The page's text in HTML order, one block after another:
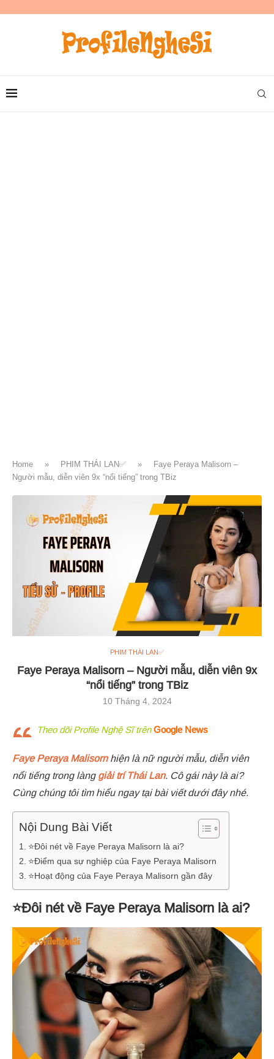
Home » PHIM THÁI LAN✅ »
Faye Peraya Malisorn –
Người mẫu, diễn viên 9x “nổi tiếng” trong TBiz
PHIM THÁI LAN✅
Faye Peraya Malisorn – Người mẫu, diễn viên 9x
“nổi tiếng” trong TBiz
10 Tháng 4, 2024
Theo dõi Profile Nghệ Sĩ trênGoogle News
Faye Peraya Malisornhiện là nữ người mẫu, diễn viên
nổi tiếng trong làng giải trí Thái Lan. Cô gái này là ai?
Cùng chúng tôi tìm hiểu ngay tại bài viết dưới đây nhé.
Nội Dung Bài Viết
⭐Đôi nét về Faye Peraya Malisorn là ai?
⭐Điểm qua sự nghiệp của Faye Peraya Malisorn
⭐Hoạt động của Faye Peraya Malisorn gần đây
⭐Đôi nét về Faye Peraya Malisorn là ai?